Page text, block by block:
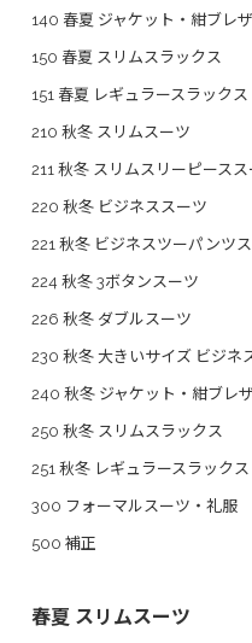
140 春夏 ジャケット・紺ブレ
150 春夏 スリムスラックス
151 春夏 レギュラースラックス
210 秋冬 スリムスーツ
211 秋冬 スリムスリーピースス
220 秋冬 ビジネススーツ
221 秋冬 ビジネスツーパンツ
224 秋冬 3ボタンスーツ
226 秋冬 ダブルスーツ
230 秋冬 大きいサイズ ビジネ
240 秋冬 ジャケット・紺ブレ
250 秋冬 スリムスラックス
251 秋冬 レギュラースラックス
300 フォーマルスーツ・礼服
500 補正
春夏 スリムスーツ